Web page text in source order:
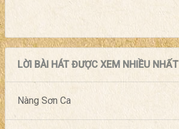
LỜI BÀI HÁT ĐƯỢC XEM NHIỀU NHẤT
Nàng Sơn Ca